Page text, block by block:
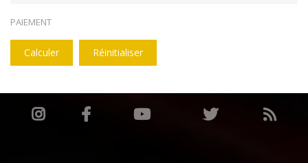
PAIEMENT
Calculer Réinitialiser